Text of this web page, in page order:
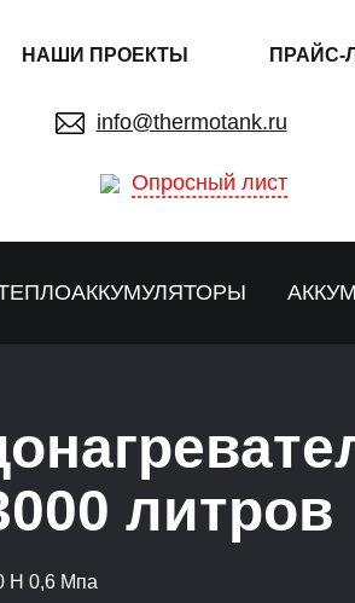
НАШИ ПРОЕКТЫ ПРАЙС-
info@thermotank.ru
Опросный лист
литров
Н 0,6 Мпа